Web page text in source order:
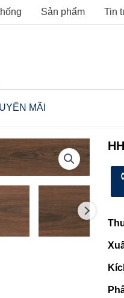
Sản phẩm Tin
MÃI